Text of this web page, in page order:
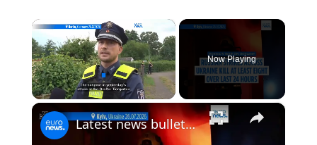
×
Now Playing
×
Latest news bulletin | July 27th, 2026 – Morning